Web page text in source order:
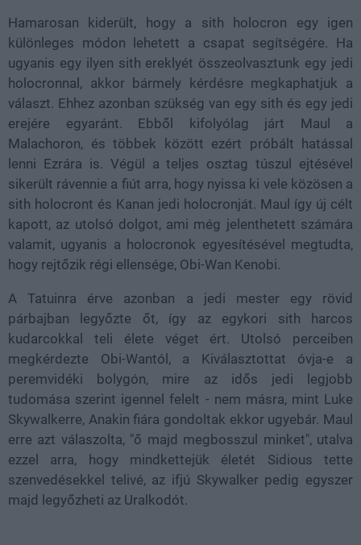
Hamarosan kiderült, hogy a sith holocron egy igen
különleges módon lehetett a csapat segítségére. Ha
ugyanis egy ilyen sith ereklyét összeolvasztunk egy jedi
holocronnal, akkor bármely kérdésre megkaphatjuk a
választ. Ehhez azonban szükség van egy sith és egy jedi
erejére egyaránt. Ebből kifolyólag járt Maul a
Malachoron, és többek között ezért próbált hatással
lenni Ezrára is. Végül a teljes osztag túszul ejtésével
sikerült rávennie a fiút arra, hogy nyissa ki vele közösen a
sith holocront és Kanan jedi holocronját. Maul így új célt
kapott, az utolsó dolgot, ami még jelenthetett számára
valamit, ugyanis a holocronok egyesítésével megtudta,
hogy rejtőzik régi ellensége, Obi-Wan Kenobi.
A Tatuinra érve azonban a jedi mester egy rövid
párbajban legyőzte őt, így az egykori sith harcos
kudarcokkal teli élete véget ért. Utolsó perceiben
megkérdezte Obi-Wantól, a Kiválasztottat óvja-e a
peremvidéki bolygón, mire az idős jedi legjobb
tudomása szerint igennel felelt - nem másra, mint Luke
Skywalkerre, Anakin fiára gondoltak ekkor ugyebár. Maul
erre azt válaszolta, "ő majd megbosszul minket", utalva
ezzel arra, hogy mindkettejük életét Sidious tette
szenvedésekkel telivé, az ifjú Skywalker pedig egyszer
majd legyőzheti az Uralkodót.